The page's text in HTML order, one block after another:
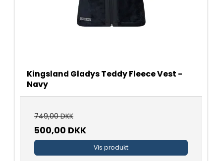
Kingsland Gladys Teddy Fleece Vest -
Navy
749,00 DKK
500,00 DKK
Vis produkt